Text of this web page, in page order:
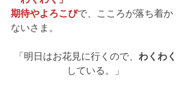
期待やよろこびで、こころが落ち着か
ないさま。
「明日はお花見に行くので、 わくわく
している。」